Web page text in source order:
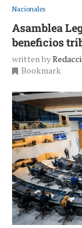
Nacionales
Asamblea
beneficios
written by
Bookmark